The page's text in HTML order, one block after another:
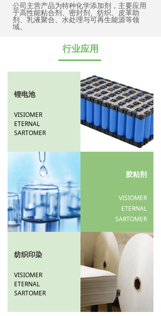
锂电池
VISIOMER
ETERNAL
SARTOMER
胶粘剂
VISIOMER
ETERNAL
SARTOMER
行业应用
纺织印染
VISIOMER
ETERNAL
SARTOMER
公司主营产品为特种化学添加剂，主要应用
于高性能粘合剂、密封剂、纺织、皮革助
剂、乳液聚合、水处理与可再生能源等领
域。